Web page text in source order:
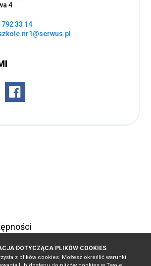
DOTYCZĄCA PLIKÓW COOKIES
z plików cookies. Możesz określić warunki
4
792 33 14